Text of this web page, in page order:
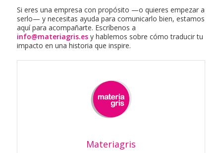
Si eres una empresa con propósito —o quieres empezar a
serlo— y necesitas ayuda para comunicarlo bien, estamos
aquí para acompañarte. Escríbenos a
info@materiagris.esy hablemos sobre cómo traducir tu
impacto en una historia que inspire.
Materiagris